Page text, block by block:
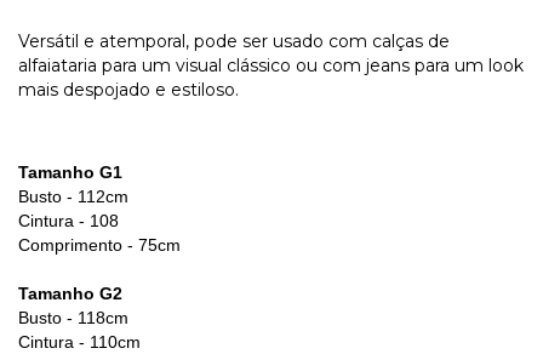
Versátil e atemporal, pode ser usado com calças de
alfaiataria para um visual clássico ou com jeans para um look
mais despojado e estiloso.
Tamanho G1
Busto - 112cm
Cintura - 108
Comprimento - 75cm
Tamanho G2
Busto - 118cm
Cintura - 110cm